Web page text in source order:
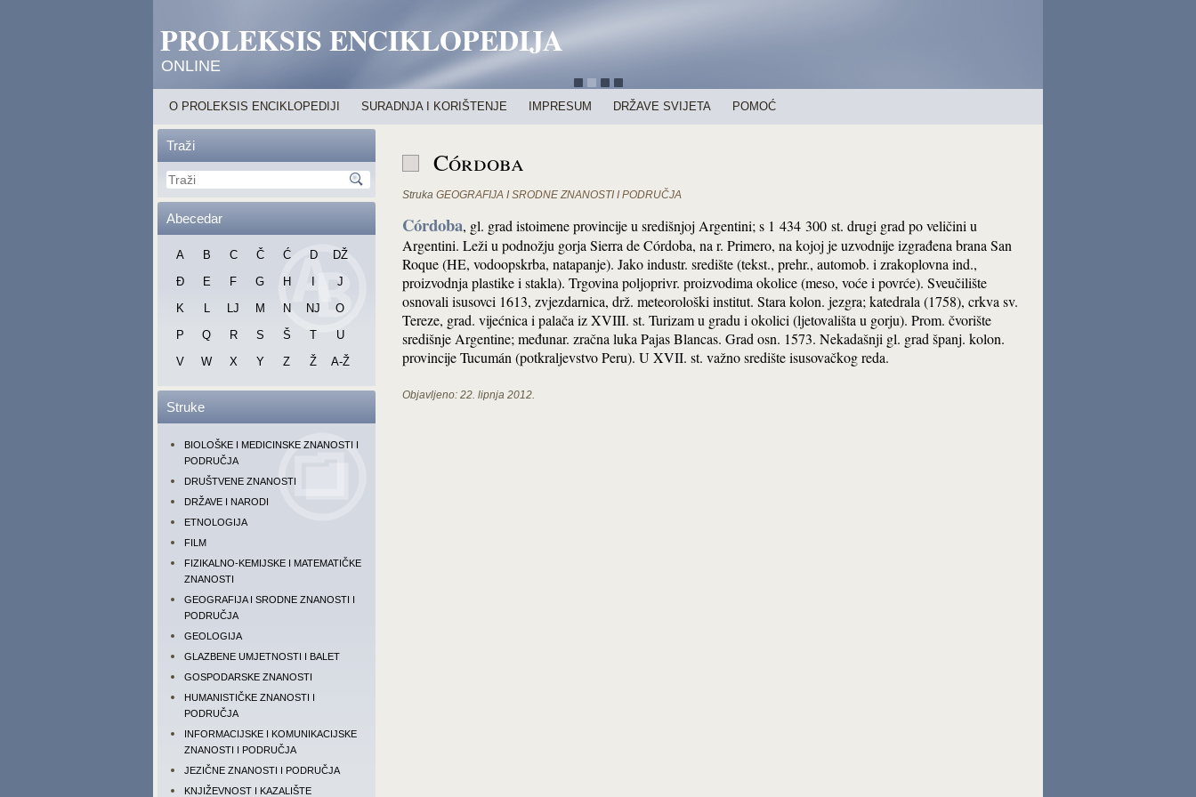
PROLEKSIS ENCIKLOPEDIJA
ONLINE
O PROLEKSIS ENCIKLOPEDIJI SURADNJA I KORIŠTENJE IMPRESUM DRŽAVE SVIJETA POMOĆ
Traži
Abecedar
A B C Č Ć D
DŽ
Đ
E F G H
J
K
L LJ M N NJ
O
P
Q R S Š T
U
V
W X Y Z Ž A-Ž
Struke
BIOLOŠKE I MEDICINSKE ZNANOSTI I
PODRUČJA
DRUŠTVENE ZNANOSTI
DRŽAVE I NARODI
ETNOLOGIJA
FILM
FIZIKALNO-KEMIJSKE I MATEMATIČKE
ZNANOSTI
GEOGRAFIJA I SRODNE ZNANOSTI I
PODRUČJA
GEOLOGIJA
GLAZBENE UMJETNOSTI I BALET
GOSPODARSKE ZNANOSTI
HUMANISTIČKE ZNANOSTI I
PODRUČJA
INFORMACIJSKE I KOMUNIKACIJSKE
ZNANOSTI I PODRUČJA
JEZIČNE ZNANOSTI I PODRUČJA
KNJIŽEVNOST I KAZALIŠTE
Córdoba
Struka GEOGRAFIJA I SRODNE ZNANOSTI I PODRUČJA
Córdoba, gl. grad istoimene provincije u središnjoj Argentini; s 1 434 300 st. drugi grad po veličini u
Argentini. Leži u podnožju gorja Sierra de Córdoba, na r. Primero, na kojoj je uzvodnije izgrađena brana San
Roque (HE, vodoopskrba, natapanje). Jako industr. središte (tekst., prehr., automob. i zrakoplovna ind.,
proizvodnja plastike i stakla). Trgovina poljoprivr. proizvodima okolice (meso, voće i povrće). Sveučilište
osnovali isusovci 1613, zvjezdarnica, drž. meteorološki institut. Stara kolon. jezgra; katedrala (1758), crkva sv.
Tereze, grad. vijećnica i palača iz XVIII. st. Turizam u gradu i okolici (ljetovališta u gorju). Prom. čvorište
središnje Argentine; međunar. zračna luka Pajas Blancas. Grad osn. 1573. Nekadašnji gl. grad španj. kolon.
provincije Tucumán (potkraljevstvo Peru). U XVII. st. važno središte isusovačkog reda.
Objavljeno: 22. lipnja 2012.